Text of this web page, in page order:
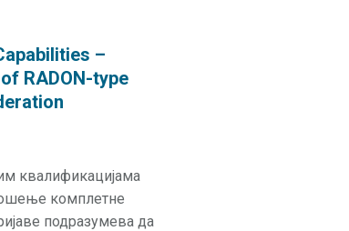
–
RADON-type
квалификацијама
комплетне
подразумева да